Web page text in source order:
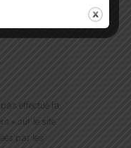
effectué la
» sur le site
par les